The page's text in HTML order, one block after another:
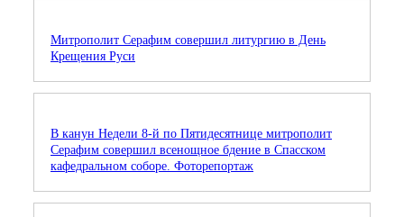
Митрополит Серафим совершил литургию в День
Крещения Руси
В канун Недели 8-й по Пятидесятнице митрополит
Серафим совершил всенощное бдение в Спасском
кафедральном соборе. Фоторепортаж